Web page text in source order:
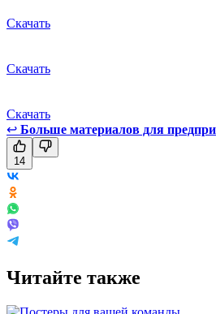
Скачать
Скачать
Скачать
↩ Больше материалов для
14
Читайте также